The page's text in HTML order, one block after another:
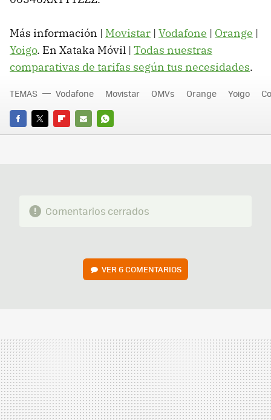
Más información | Movistar | Vodafone | Orange |
Yoigo. En Xataka Móvil | Todas nuestras
comparativas de tarifas según tus necesidades.
FACEBOOK
TWITTERFLIPBOARD
E-
WHATSAPP
TEMAS Vodafone Movistar OMVs Orange Yoigo
Comentarios cerrados
VER6 COMENTARIOS